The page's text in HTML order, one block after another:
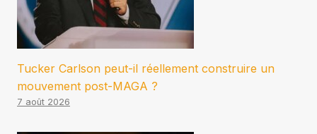
Tucker Carlson peut-il réellement construire un
mouvement post-MAGA ?
7 août 2026